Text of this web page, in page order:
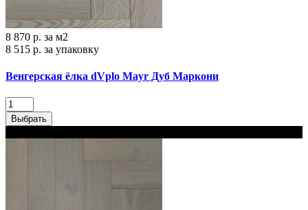
8 870 р. за м2
8 515 р. за упаковку
Венгерская ёлка dVplo Mayr Дуб Маркони
Выбрать